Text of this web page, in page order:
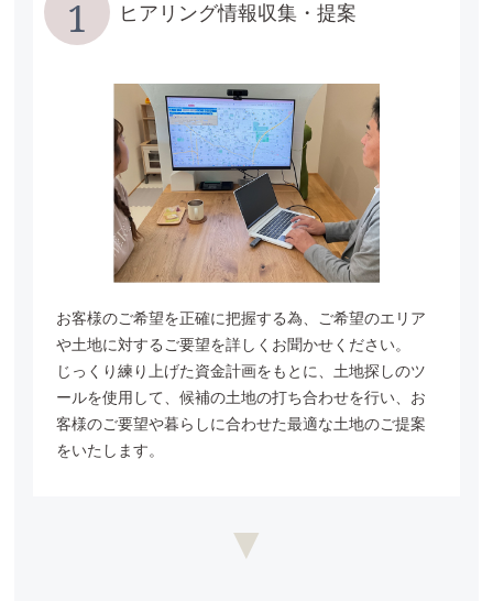
1 ヒアリング情報収集・提案
お客様のご希望を正確に把握する為、ご希望のエリア
や土地に対するご要望を詳しくお聞かせください。
じっくり練り上げた資金計画をもとに、土地探しのツ
ールを使用して、候補の土地の打ち合わせを行い、お
客様のご要望や暮らしに合わせた最適な土地のご提案
をいたします。